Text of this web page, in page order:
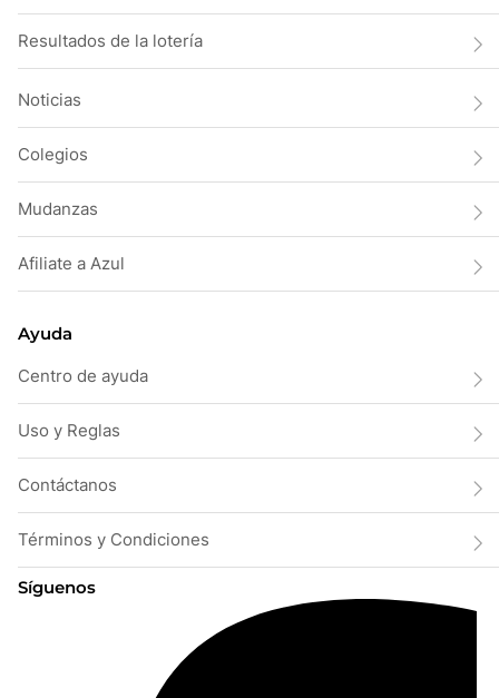
Resultados de la lotería
Noticias
Colegios
Mudanzas
Afiliate a Azul
Ayuda
Centro de ayuda
Uso y Reglas
Contáctanos
Términos y Condiciones
Síguenos